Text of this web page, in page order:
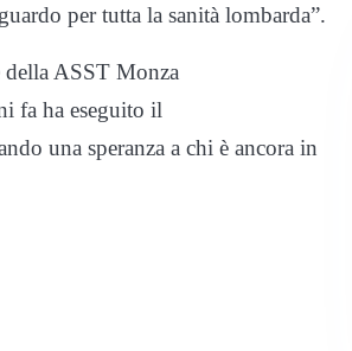
per tutta la sanità lombarda”.
della ASST Monza
fa ha eseguito il
una speranza a chi è ancora in